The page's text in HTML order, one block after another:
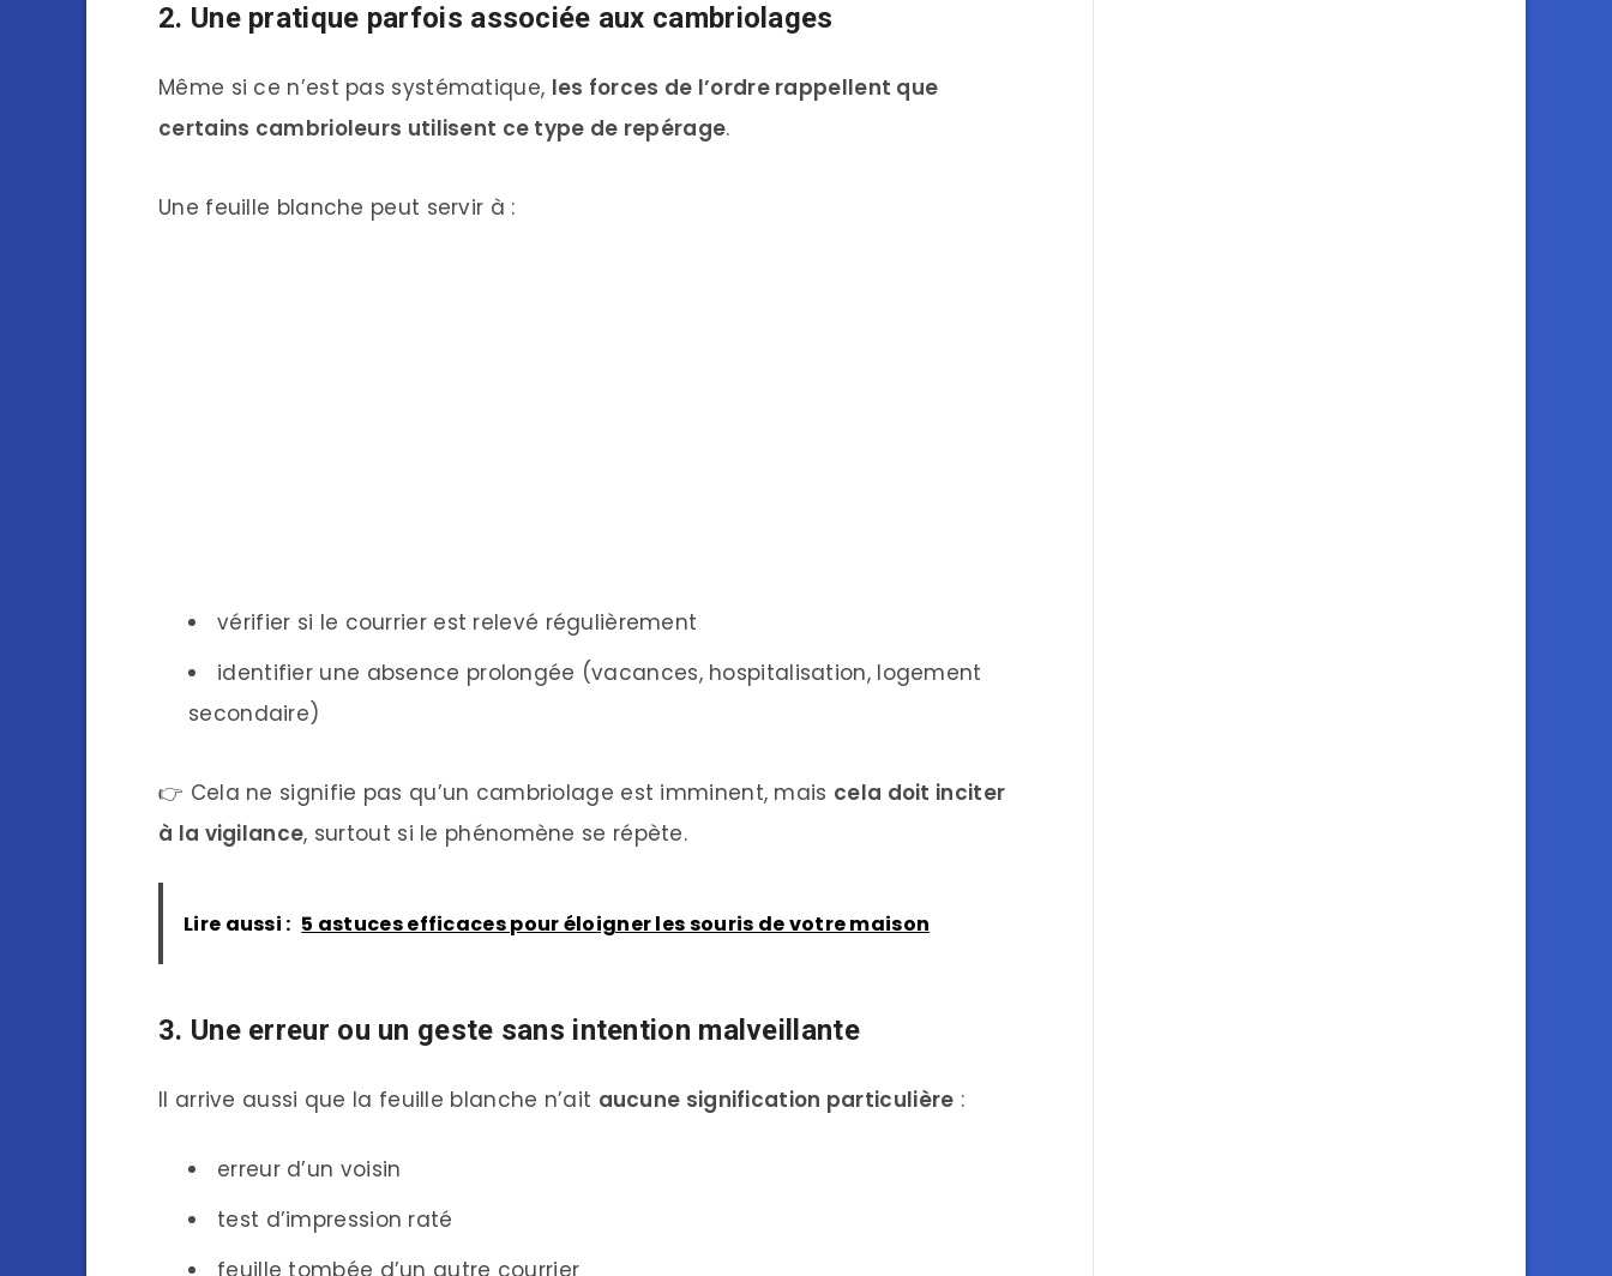
2. Une pratique parfois associée aux cambriolages
Même si ce n’est pas systématique, les forces de l’ordre rappellent que
certains cambrioleurs utilisent ce type de repérage.
Une feuille blanche peut servir à :
vérifier si le courrier est relevé régulièrement
identifier une absence prolongée (vacances, hospitalisation, logement
secondaire)
👉 Cela ne signifie pas qu’un cambriolage est imminent, mais cela doit inciter
à la vigilance, surtout si le phénomène se répète.
Lire aussi : 5 astuces efficaces pour éloigner les souris de votre maison
3. Une erreur ou un geste sans intention malveillante
Il arrive aussi que la feuille blanche n’ait aucune signification particulière :
erreur d’un voisin
test d’impression raté
feuille tombée d’un autre courrier